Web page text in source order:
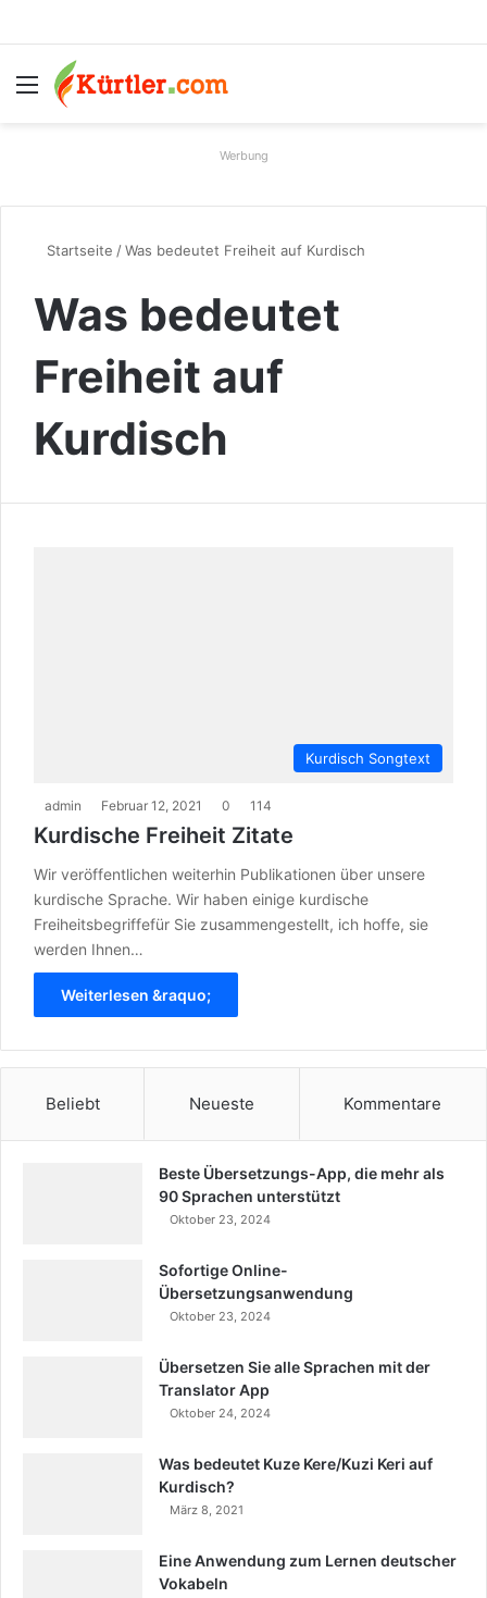
Menü
Werbung
Startseite /Was bedeutet Freiheit auf Kurdisch
Was bedeutet
Freiheit auf
Kurdisch
Kurdisch Songtext
admin Februar 12, 2021 0 114
Kurdische Freiheit Zitate
Wir veröffentlichen weiterhin Publikationen über unsere
kurdische Sprache. Wir haben einige kurdische
Freiheitsbegriffefür Sie zusammengestellt, ich hoffe, sie
werden Ihnen…
Weiterlesen &raquo;
Beliebt Neueste Kommentare
Beste Übersetzungs-App, die mehr als
90 Sprachen unterstützt
Oktober 23, 2024
Sofortige Online-
Übersetzungsanwendung
Oktober 23, 2024
Übersetzen Sie alle Sprachen mit der
Translator App
Oktober 24, 2024
Was bedeutet Kuze Kere/Kuzi Keri auf
Kurdisch?
März 8, 2021
Eine Anwendung zum Lernen deutscher
Vokabeln